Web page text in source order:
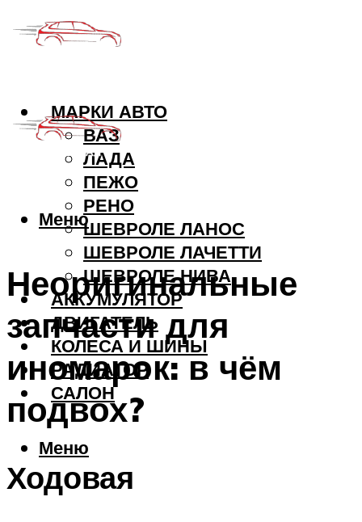
МАРКИ АВТО
ВАЗ
ЛАДА
ПЕЖО
РЕНО
ШЕВРОЛЕ ЛАНОС
ШЕВРОЛЕ ЛАЧЕТТИ
ШЕВРОЛЕ НИВА
АККУМУЛЯТОР
ДВИГАТЕЛЬ
КОЛЕСА И ШИНЫ
РАДИАТОР
САЛОН
Меню
Меню
Неоригинальные
запчасти для
иномарок: в чём
подвох?
Ходовая